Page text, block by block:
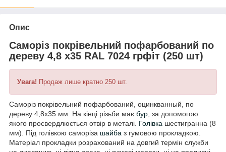
Опис
Саморіз покрівельний пофарбований по
дереву 4,8 х35 RAL 7024 грфіт (250 шт)
Увага! Продаж лише кратно 250 шт.
Саморіз покрівельний пофарбований, оцинкванный, по
дереву 4,8х35 мм. На кінці різьби має бур, за допомогою
якого просвердлюється отвір в металі. Голівка шестигранна (8
мм). Під голівкою саморіза шайба з гумовою прокладкою.
Матеріал прокладки розрахований на довгий термін служби